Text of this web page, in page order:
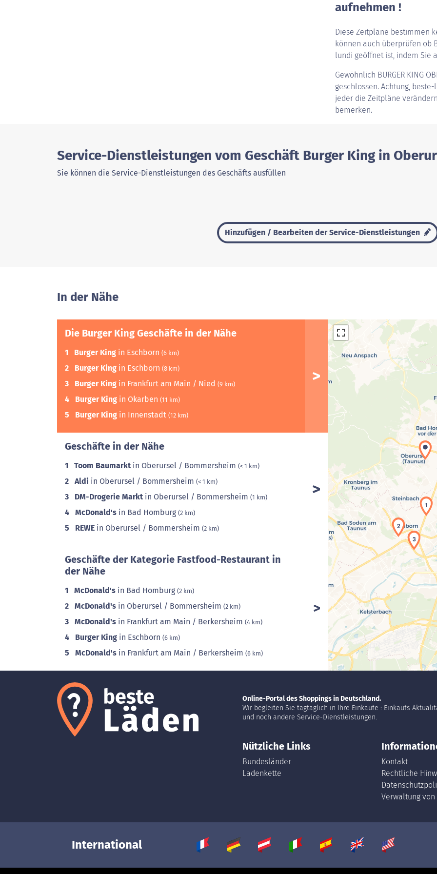
aufnehmen !
Diese Zeitpläne bestimmen
können auch überprüfen ob
lundi geöffnet ist, indem Sie
Gewöhnlich BURGER KING
geschlossen. Achtung,
jeder die Zeitpläne
bemerken.
Service-Dienstleistungen vom Geschäft Burger King in
Sie können die Service-Dienstleistungen des Geschäfts ausfüllen
Hinzufügen / Bearbeiten der Service-Dienstleistungen
In der Nähe
Die Burger King Geschäfte in der Nähe
1 Burger King in Eschborn (6 km)
2 Burger King in Eschborn (8 km)
3 Burger King in Frankfurt am Main / Nied (9 km)
4 Burger King in Okarben (11 km)
5 Burger King in Innenstadt (12 km)
Geschäfte in der Nähe
1 Toom Baumarkt in Oberursel / Bommersheim (< 1 km)
2 Aldi in Oberursel / Bommersheim (< 1 km)
3 DM-Drogerie Markt in Oberursel / Bommersheim (1 km)
4 McDonald's in Bad Homburg (2 km)
5 REWE in Oberursel / Bommersheim (2 km)
Geschäfte der Kategorie Fastfood-Restaurant in
der Nähe
1 McDonald's in Bad Homburg (2 km)
2 McDonald's in Oberursel / Bommersheim (2 km)
3 McDonald's in Frankfurt am Main / Berkersheim (4 km)
4 Burger King in Eschborn (6 km)
5 McDonald's in Frankfurt am Main / Berkersheim (6 km)
1
2
3
Online-Portal des Shoppings in Deutschland.
Wir begleiten Sie tagtäglich in Ihre Einkäufe : Einkaufs
und noch andere Service-Dienstleistungen.
Nützliche Links
Bundesländer
Ladenkette
Kontakt
Rechtliche
Verwaltung von
International